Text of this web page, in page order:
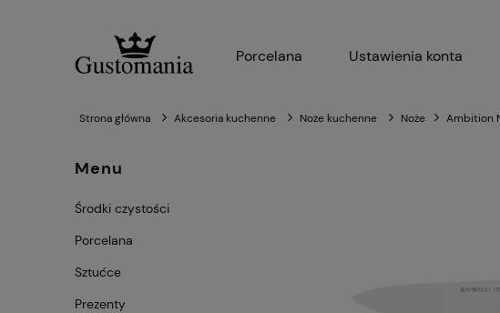
Porcelana Ustawienia konta
Strona główna Akcesoria kuchenne Noże kuchenne Noże Ambition
Menu
Środki czystości
Porcelana
Sztućce
Prezenty